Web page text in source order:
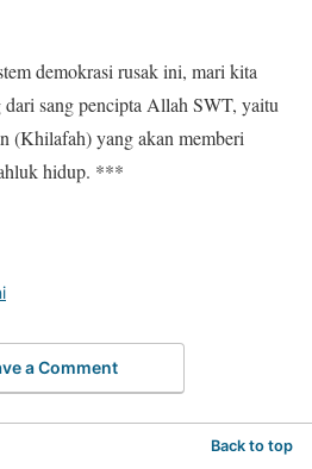
demokrasi rusak ini, mari kita
dari sang pencipta Allah SWT, yaitu
(Khilafah) yang akan memberi
hidup. ***
a Comment
Back to top